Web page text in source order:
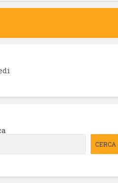
CERCA